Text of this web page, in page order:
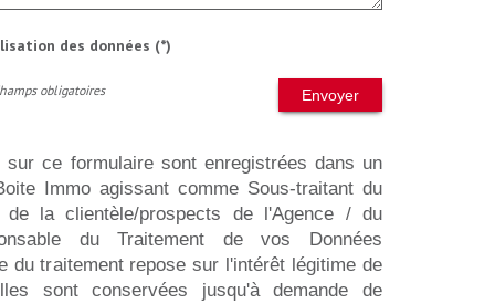
des données (*)
Envoyer
obligatoires
sur ce formulaire sont enregistrées dans un
Immo agissant comme Sous-traitant du
la clientèle/prospects de l'Agence / du
du Traitement de vos Données
du traitement repose sur l'intérêt légitime de
sont conservées jusqu'à demande de